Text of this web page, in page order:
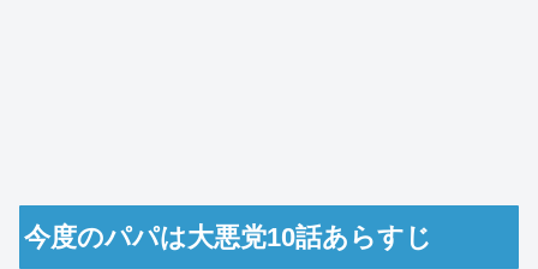
今度のパパは大悪党10話あらすじ